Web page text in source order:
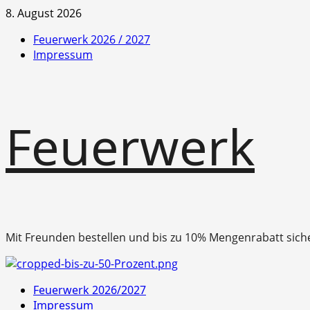
Zum
springen
8. August 2026
Feuerwerk 2026 / 2027
Impressum
Feuerwerk
Mit Freunden bestellen und bis zu 10% Mengenrabatt
Primäres
Menü
Feuerwerk 2026/2027
Impressum